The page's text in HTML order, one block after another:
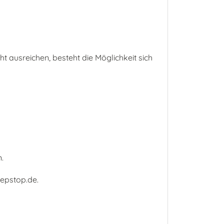
ausreichen, besteht die Möglichkeit sich